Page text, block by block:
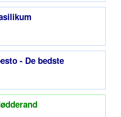
- De bedste